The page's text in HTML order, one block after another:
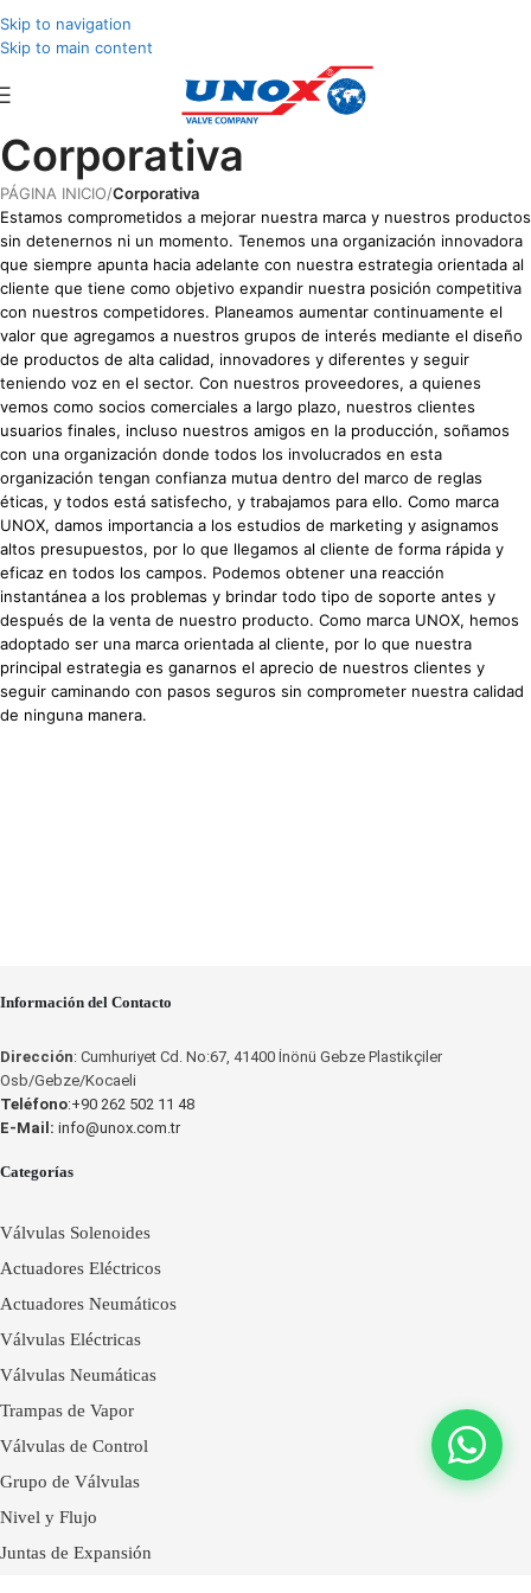
Skip to navigation
Skip to main content
Corporativa
PÁGINA INICIO/Corporativa
Estamos comprometidos a mejorar nuestra marca y nuestros productos
sin detenernos ni un momento. Tenemos una organización innovadora
que siempre apunta hacia adelante con nuestra estrategia orientada al
cliente que tiene como objetivo expandir nuestra posición competitiva
con nuestros competidores. Planeamos aumentar continuamente el
valor que agregamos a nuestros grupos de interés mediante el diseño
de productos de alta calidad, innovadores y diferentes y seguir
teniendo voz en el sector. Con nuestros proveedores, a quienes
vemos como socios comerciales a largo plazo, nuestros clientes
usuarios finales, incluso nuestros amigos en la producción, soñamos
con una organización donde todos los involucrados en esta
organización tengan confianza mutua dentro del marco de reglas
éticas, y todos está satisfecho, y trabajamos para ello. Como marca
UNOX, damos importancia a los estudios de marketing y asignamos
altos presupuestos, por lo que llegamos al cliente de forma rápida y
eficaz en todos los campos. Podemos obtener una reacción
instantánea a los problemas y brindar todo tipo de soporte antes y
después de la venta de nuestro producto. Como marca UNOX, hemos
adoptado ser una marca orientada al cliente, por lo que nuestra
principal estrategia es ganarnos el aprecio de nuestros clientes y
seguir caminando con pasos seguros sin comprometer nuestra calidad
de ninguna manera.
Información del Contacto
Dirección: Cumhuriyet Cd. No:67, 41400 İnönü Gebze Plastikçiler
Osb/Gebze/Kocaeli
Teléfono:+90 262 502 11 48
E-Mail: info@unox.com.tr
Categorías
Válvulas Solenoides
Actuadores Eléctricos
Actuadores Neumáticos
Válvulas Eléctricas
Válvulas Neumáticas
Trampas de Vapor
Válvulas de Control
Grupo de Válvulas
Nivel y Flujo
Juntas de Expansión